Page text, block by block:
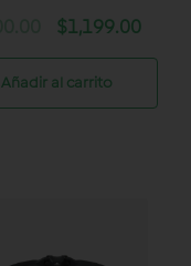
Original
price
was:
$2,000.00.
$1,199.00
price
Añadir al carrito